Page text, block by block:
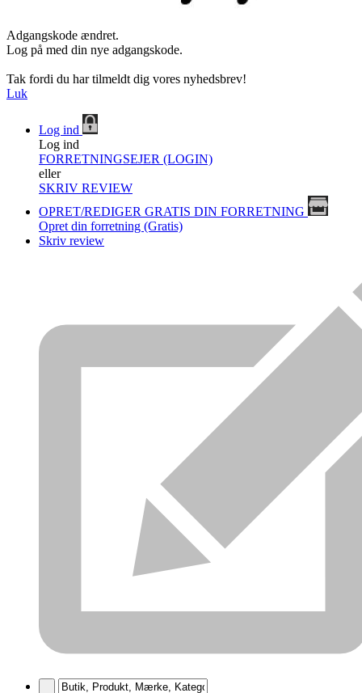
Adgangskode ændret.
Log på med din nye adgangskode.
Tak fordi du har tilmeldt dig vores nyhedsbrev!
Luk
Log ind
Log ind
FORRETNINGSEJER (LOGIN)
eller
SKRIV REVIEW
OPRET/REDIGER GRATIS DIN FORRETNING
Opret din forretning (Gratis)
Skriv review